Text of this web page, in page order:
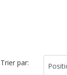
Trier par: